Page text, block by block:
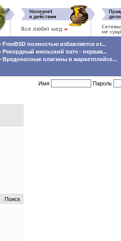
FreeBSD полностью избавляется от...
Рекордный июльский патч - первая...
Вредоносные плагины в маркетплейсе...
Имя Пароль
Поиск